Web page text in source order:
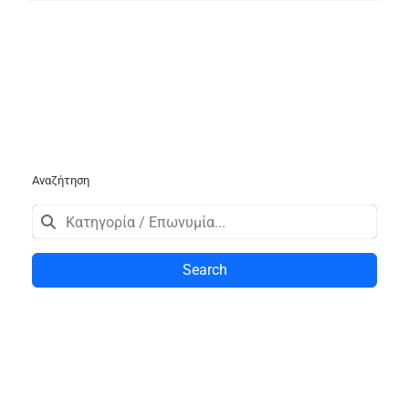
Αναζήτηση
Search